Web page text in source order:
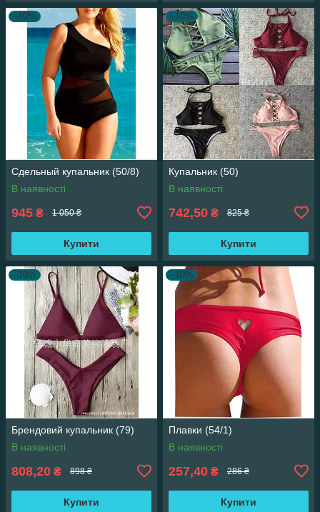
–10%
Сдельный купальник (50/8)
В наявності
945 ₴ 1 050 ₴
Купити
–10%
Купальник (50)
В наявності
742,50 ₴ 825 ₴
Купити
–10%
Брендовий купальник (79)
В наявності
808,20 ₴ 898 ₴
Купити
–10%
Плавки (54/1)
В наявності
257,40 ₴ 286 ₴
Купити